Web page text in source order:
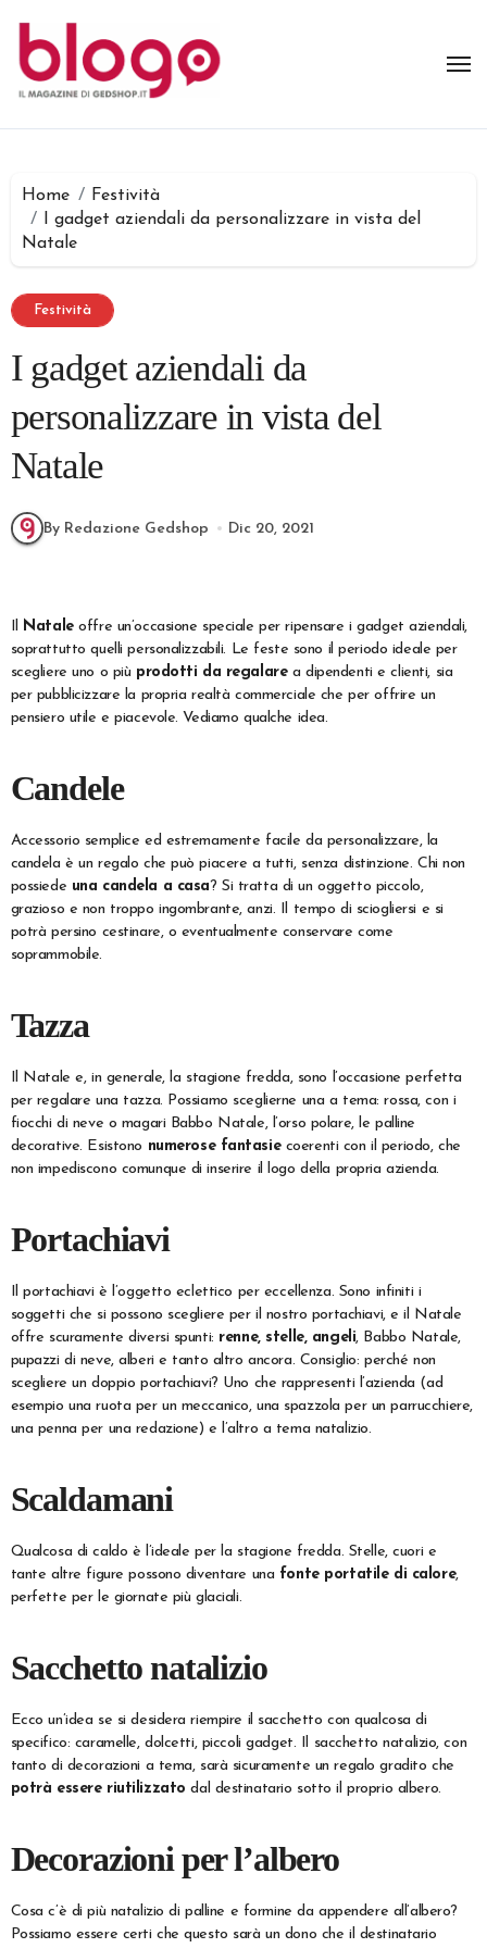
contenuto
Home
Festività
I gadget aziendali da personalizzare in vista del
Natale
Festività
I gadget aziendali da
personalizzare in vista del
Natale
By Redazione Gedshop Dic 20, 2021
Il Nataleoffre un’occasione speciale per ripensare i gadget aziendali,
soprattutto quelli personalizzabili. Le feste sono il periodo ideale per
scegliere uno o più prodotti da regalarea dipendenti e clienti, sia
per pubblicizzare la propria realtà commerciale che per offrire un
pensiero utile e piacevole. Vediamo qualche idea.
Candele
Accessorio semplice ed estremamente facile da personalizzare, la
candela è un regalo che può piacere a tutti, senza distinzione. Chi non
possiede una candela a casa? Si tratta di un oggetto piccolo,
grazioso e non troppo ingombrante, anzi. Il tempo di sciogliersi e si
potrà persino cestinare, o eventualmente conservare come
soprammobile.
Tazza
Il Natale e, in generale, la stagione fredda, sono l’occasione perfetta
per regalare una tazza. Possiamo sceglierne una a tema: rossa, con i
fiocchi di neve o magari Babbo Natale, l’orso polare, le palline
decorative. Esistono numerose fantasiecoerenti con il periodo, che
non impediscono comunque di inserire il logo della propria azienda.
Portachiavi
Il portachiavi è l’oggetto eclettico per eccellenza. Sono infiniti i
soggetti che si possono scegliere per il nostro portachiavi, e il Natale
offre scuramente diversi spunti: renne, stelle, angeli, Babbo Natale,
pupazzi di neve, alberi e tanto altro ancora. Consiglio: perché non
scegliere un doppio portachiavi? Uno che rappresenti l’azienda (ad
esempio una ruota per un meccanico, una spazzola per un parrucchiere,
una penna per una redazione) e l’altro a tema natalizio.
Scaldamani
Qualcosa di caldo è l’ideale per la stagione fredda. Stelle, cuori e
tante altre figure possono diventare una fonte portatile di calore,
perfette per le giornate più glaciali.
Sacchetto natalizio
Ecco un’idea se si desidera riempire il sacchetto con qualcosa di
specifico: caramelle, dolcetti, piccoli gadget. Il sacchetto natalizio, con
tanto di decorazioni a tema, sarà sicuramente un regalo gradito che
potrà essere riutilizzatodal destinatario sotto il proprio albero.
Decorazioni per l’albero
Cosa c’è di più natalizio di palline e formine da appendere all’albero?
Possiamo essere certi che questo sarà un dono che il destinatario